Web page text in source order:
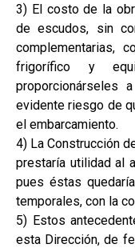
3) El costo de la
de escudos, sin
complementarias,
frigorífico y
proporcionárseles
evidente riesgo de
el embarcamiento.
4) La Construcción
prestaría utilidad al
pues éstas
temporales, con la
5) Estos
esta Dirección, de